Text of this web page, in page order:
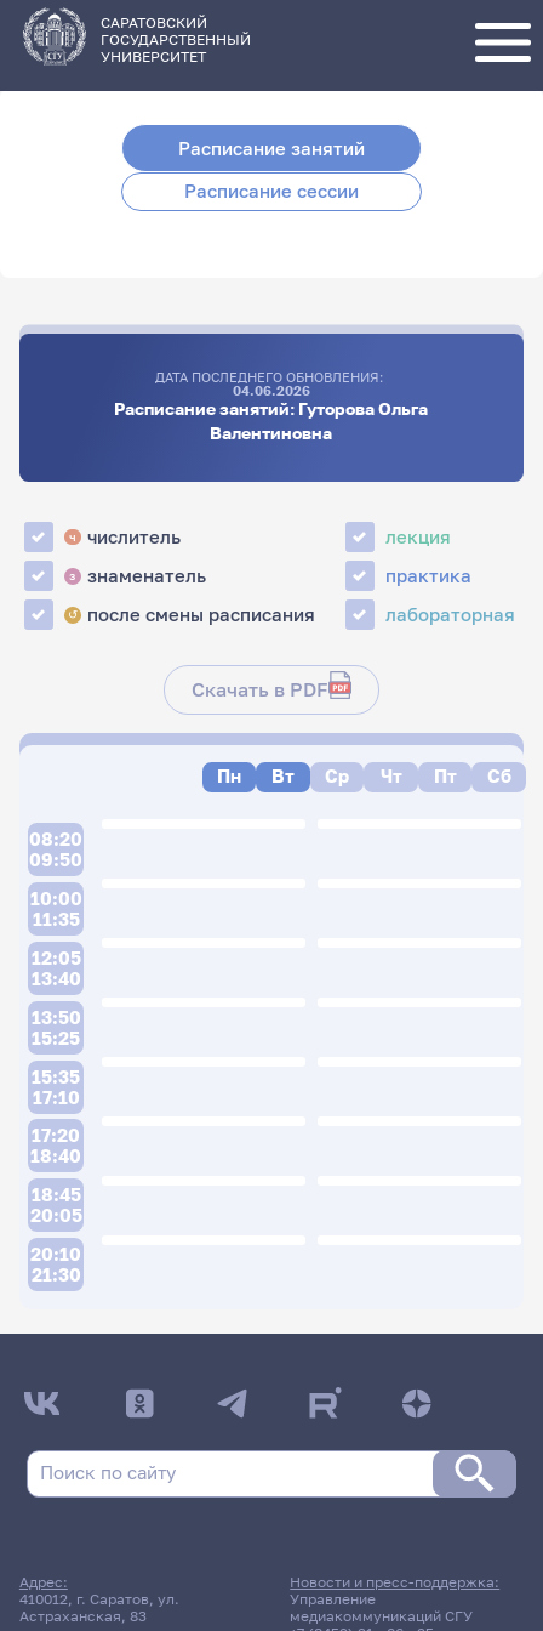
основному
содержанию
САРАТОВСКИЙ
ГОСУДАРСТВЕННЫЙ
УНИВЕРСИТЕТ
Расписание занятий
Расписание сессии
ДАТА ПОСЛЕДНЕГО ОБНОВЛЕНИЯ:
04.06.2026
Расписание занятий: Гуторова Ольга
Валентиновна
ч числитель
з знаменатель
↺ после смены расписания
лекция
практика
лабораторная
Скачать в PDF
Пн Вт Ср Чт Пт Сб
08:20
09:50
10:00
11:35
12:05
13:40
13:50
15:25
15:35
17:10
17:20
18:40
18:45
20:05
20:10
21:30
ДАТА ПОСЛЕДНЕГО ОБНОВЛЕНИЯ:
04.06.2026
Валентиновна
6 июня 2026 г. 13:50
Адрес:
410012, г. Саратов, ул.
Астраханская, 83
Новости и пресс-поддержка:
Управление
медиакоммуникаций СГУ